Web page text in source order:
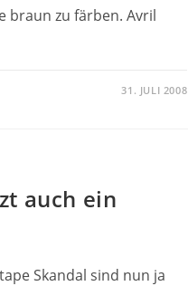
braun zu färben. Avril
31. JULI 2008
auch ein
Skandal sind nun ja